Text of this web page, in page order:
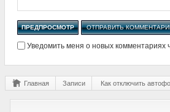
Уведомить меня о новых комментариях
Главная Записи Как отключить